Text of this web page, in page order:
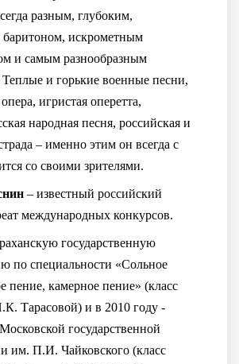
разным, глубоким,
искрометным
и самым разнообразным
Теплые и горькие военные песни,
игристая оперетта,
народная песня, российская и
– именно этим он всегда с
со своими зрителями.
– известный российский
международных конкурсов.
государственную
по специальности «Сольное
пение, камерное пение» (класс
Тарасовой) и в 2010 году -
государственной
им. П.И. Чайковского (класс